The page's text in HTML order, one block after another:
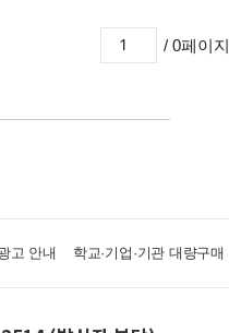
/ 0페이지
고 안내 학교·기업·기관 대량구매